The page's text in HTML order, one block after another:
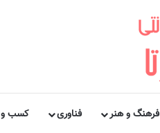
فرهنگ و هنر فناوری کسب و